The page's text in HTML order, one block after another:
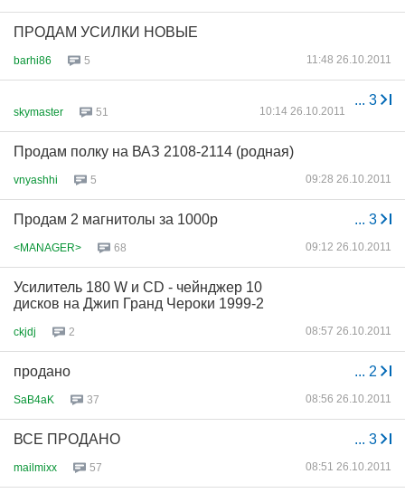
ПРОДАМ УСИЛКИ НОВЫЕ
barhi86 5 11:48 26.10.2011
... 3
skymaster 51 10:14 26.10.2011
Продам полку на ВАЗ 2108-2114 (родная)
vnyashhi 5 09:28 26.10.2011
... 3
Продам 2 магнитолы за 1000р
<MANAGER> 68 09:12 26.10.2011
Усилитель 180 W и CD - чейнджер 10
дисков на Джип Гранд Чероки 1999-2
ckjdj 2 08:57 26.10.2011
... 2
продано
SaB4aK 37 08:56 26.10.2011
... 3
ВСЕ ПРОДАНО
mailmixx 57 08:51 26.10.2011